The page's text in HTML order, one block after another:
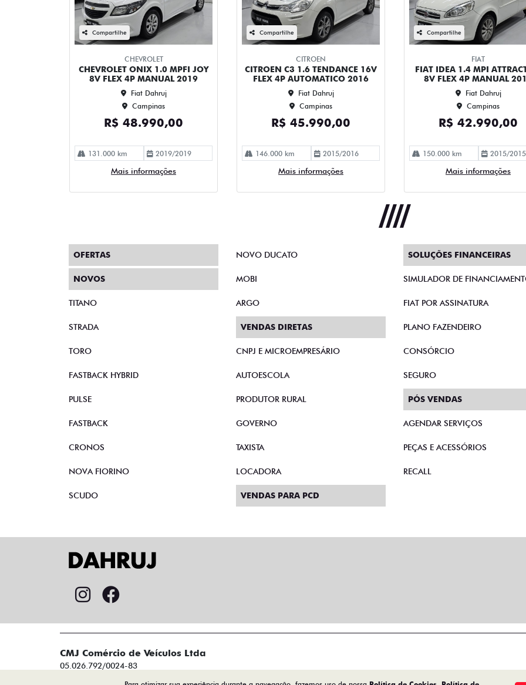
Compartilhe
CHEVROLET
CHEVROLET ONIX 1.0 MPFI JOY
8V FLEX 4P MANUAL 2019
Fiat Dahruj
Campinas
R$ 48.990,00
131.000 km 2019/2019
Mais informações
Compartilhe
CITROEN
CITROEN C3 1.6 TENDANCE 16V
FLEX 4P AUTOMATICO 2016
Fiat Dahruj
Campinas
R$ 45.990,00
146.000 km 2015/2016
Mais informações
Compartilhe
FIAT
FIAT IDEA 1.4 MPI
8V FLEX 4P MANUAL
Fiat Dahruj
Campinas
R$ 42.990,00
150.000 km 2015/2015
Mais informações
OFERTAS
NOVOS
TITANO
STRADA
TORO
FASTBACK HYBRID
PULSE
FASTBACK
CRONOS
NOVA FIORINO
SCUDO
NOVO DUCATO
MOBI
ARGO
VENDAS DIRETAS
CNPJ E MICROEMPRESÁRIO
AUTOESCOLA
PRODUTOR RURAL
GOVERNO
TAXISTA
LOCADORA
VENDAS PARA PCD
SOLUÇÕES FINANCEIRAS
SIMULADOR DE
FIAT POR ASSINATURA
PLANO FAZENDEIRO
CONSÓRCIO
SEGURO
PÓS VENDAS
AGENDAR SERVIÇOS
PEÇAS E ACESSÓRIOS
RECALL
CMJ Comércio de Veículos Ltda
05.026.792/0024-83